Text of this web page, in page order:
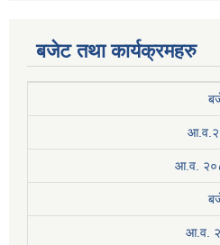
बजेट तथा कार्यक्रमहरु
आ.व.
आ.व.